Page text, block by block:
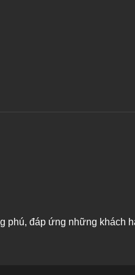
phú, đáp ứng những khách